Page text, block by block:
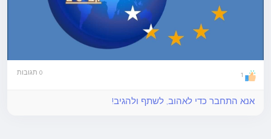
1
אנא התחבר כדי לאהוב, לשתף ולהגיב!